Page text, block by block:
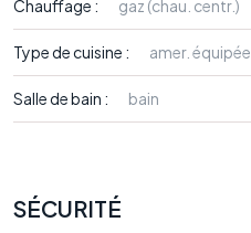
Chauffage : gaz (chau. centr.)
Type de cuisine : amer. équipée
Salle de bain : bain
SÉCURITÉ